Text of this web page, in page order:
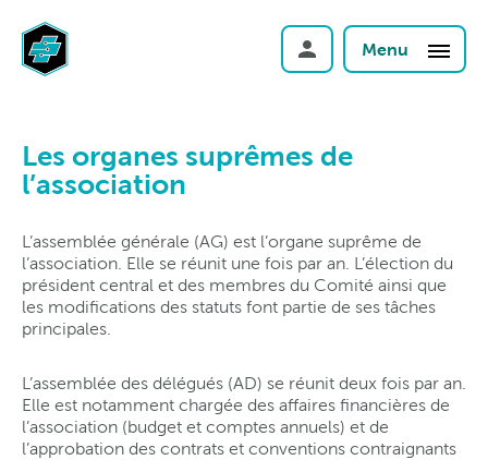
Menu
Les organes suprêmes de
l’association
L’assemblée générale (AG) est l’organe suprême de
l’association. Elle se réunit une fois par an. L’élection du
président central et des membres du Comité ainsi que
les modifications des statuts font partie de ses tâches
principales.
L’assemblée des délégués (AD) se réunit deux fois par an.
Elle est notamment chargée des affaires financières de
l’association (budget et comptes annuels) et de
l’approbation des contrats et conventions contraignants